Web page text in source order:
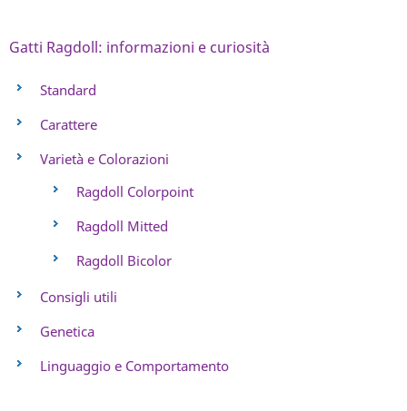
Gatti Ragdoll: informazioni e curiosità
Standard
Carattere
Varietà e Colorazioni
Ragdoll Colorpoint
Ragdoll Mitted
Ragdoll Bicolor
Consigli utili
Genetica
Linguaggio e Comportamento